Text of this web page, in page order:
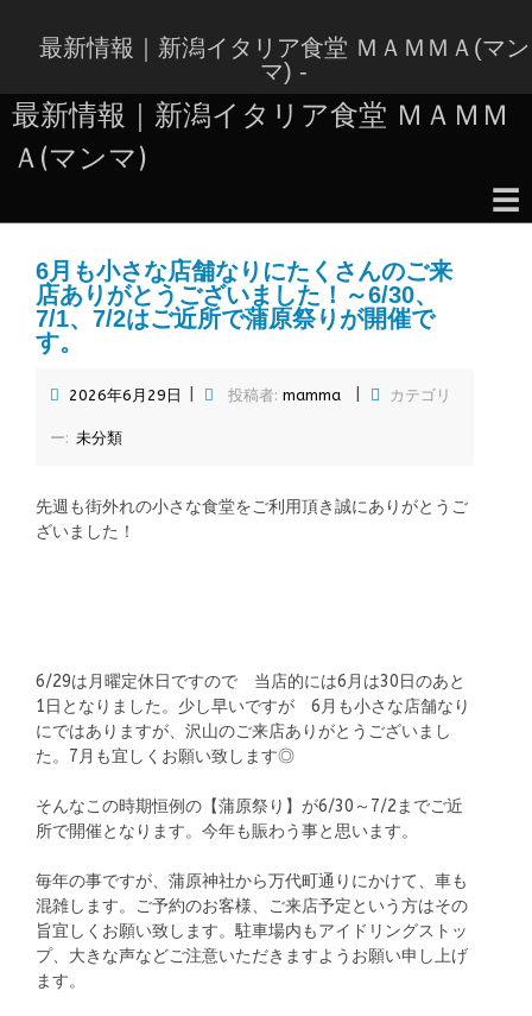
ツ
最新情報｜新潟イタリア食堂 ＭＡＭＭＡ(マン
マ) -
最新情報｜新潟イタリア食堂 ＭＡＭＭ
Ａ(マンマ)
☰
6月も小さな店舗なりにたくさんのご来
店ありがとうございました！～6/30、
7/1、7/2はご近所で蒲原祭りが開催で
す。
2026年6月29日 投稿者: mamma カテゴリ
ー: 未分類
先週も街外れの小さな食堂をご利用頂き誠にありがとうご
ざいました！
6/29は月曜定休日ですので 当店的には6月は30日のあと
1日となりました。少し早いですが 6月も小さな店舗なり
にではありますが、沢山のご来店ありがとうございまし
た。7月も宜しくお願い致します◎
そんなこの時期恒例の【蒲原祭り】が6/30～7/2までご近
所で開催となります。今年も賑わう事と思います。
毎年の事ですが、蒲原神社から万代町通りにかけて、車も
混雑します。ご予約のお客様、ご来店予定という方はその
旨宜しくお願い致します。駐車場内もアイドリングストッ
プ、大きな声などご注意いただきますようお願い申し上げ
ます。